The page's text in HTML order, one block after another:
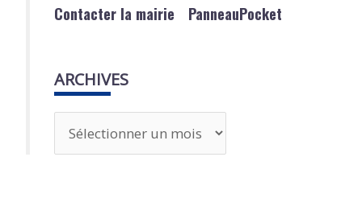
Contacter la mairie PanneauPocket
ARCHIVES
r